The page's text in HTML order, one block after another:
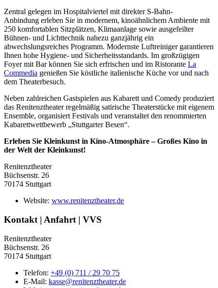
Zentral gelegen im Hospitalviertel mit direkter S-Bahn-
Anbindung erleben Sie in modernem, kinoähnlichem Ambiente mit
250 komfortablen Sitzplätzen, Klimaanlage sowie ausgefeilter
Bühnen- und Lichttechnik nahezu ganzjährig ein
abwechslungsreiches Programm. Modernste Luftreiniger garantieren
Ihnen hohe Hygiene- und Sicherheitsstandards. Im großzügigen
Foyer mit Bar können Sie sich erfrischen und im Ristorante La
Commedia genießen Sie köstliche italienische Küche vor und nach
dem Theaterbesuch.
Neben zahlreichen Gastspielen aus Kabarett und Comedy produziert
das Renitenztheater regelmäßig satirische Theaterstücke mit eigenem
Ensemble, organisiert Festivals und veranstaltet den renommierten
Kabarettwettbewerb „Stuttgarter Besen“.
Erleben Sie Kleinkunst in Kino-Atmosphäre – Großes Kino in
der Welt der Kleinkunst!
Renitenztheater
Büchsenstr. 26
70174 Stuttgart
Website: www.renitenztheater.de
Kontakt | Anfahrt | VVS
Renitenztheater
Büchsenstr. 26
70174 Stuttgart
Telefon: +49 (0) 711 / 29 70 75
E-Mail: kasse@renitenztheater.de